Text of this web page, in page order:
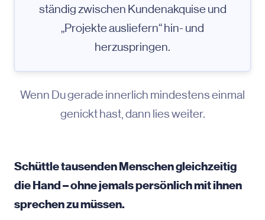
ständig zwischen Kundenakquise und
„Projekte ausliefern“ hin- und
herzuspringen.
Wenn Du gerade innerlich mindestens einmal
genickt hast, dann lies weiter.
Schüttle tausenden Menschen gleichzeitig
die Hand – ohne jemals persönlich mit ihnen
sprechen zu müssen.